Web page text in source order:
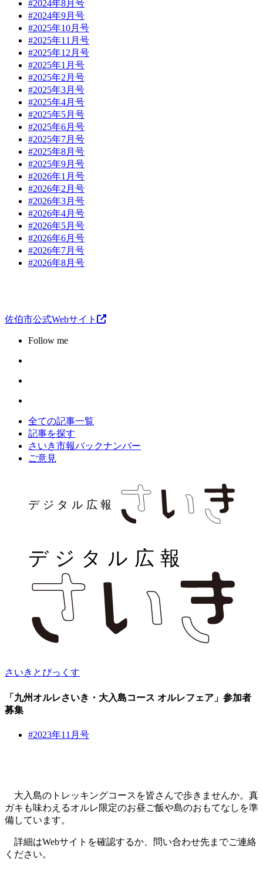
#2024年8月号
#2024年9月号
#2025年10月号
#2025年11月号
#2025年12月号
#2025年1月号
#2025年2月号
#2025年3月号
#2025年4月号
#2025年5月号
#2025年6月号
#2025年7月号
#2025年8月号
#2025年9月号
#2026年1月号
#2026年2月号
#2026年3月号
#2026年4月号
#2026年5月号
#2026年6月号
#2026年7月号
#2026年8月号
佐伯市公式Webサイト
Follow me
全ての記事一覧
記事を探す
さいき市報バックナンバー
ご意見
さいきとぴっくす
「九州オルレさいき・大入島コース オルレフェア」参加者
募集
#2023年11月号
大入島のトレッキングコースを皆さんで歩きませんか。真
ガキも味わえるオルレ限定のお昼ご飯や島のおもてなしを準
備しています。
詳細はWebサイトを確認するか、問い合わせ先までご連絡
ください。